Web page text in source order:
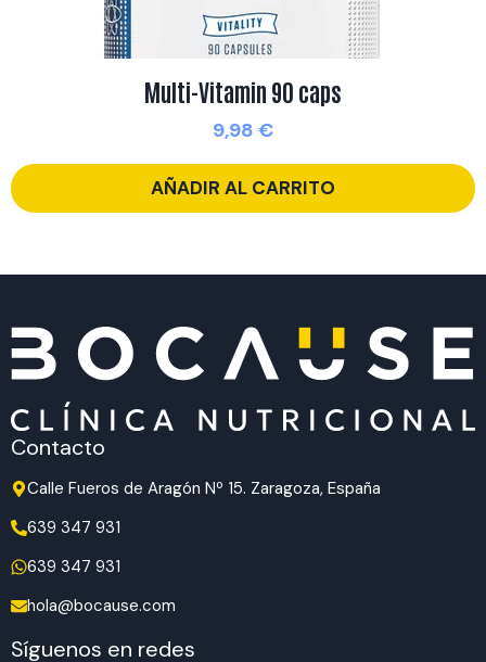
Multi-Vitamin 90 caps
9,98 €
AÑADIR AL CARRITO
Contacto
Calle Fueros de Aragón Nº 15. Zaragoza, España
639 347 931
639 347 931
hola@bocause.com
Síguenos en redes